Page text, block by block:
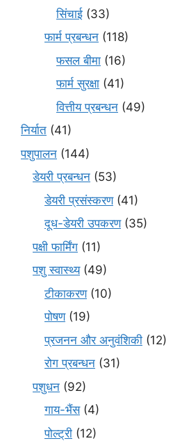
सिंचाई (33)
फार्म प्रबन्धन (118)
फसल बीमा (16)
फार्म सुरक्षा (41)
वित्तीय प्रबन्धन (49)
निर्यात (41)
पशुपालन (144)
डेयरी प्रबन्धन (53)
डेयरी प्रसंस्करण(41)
दूध-डेयरी उपकरण(35)
पक्षी फार्मिंग (11)
पशु स्वास्थ्य(49)
टीकाकरण(10)
पोषण(19)
प्रजनन और अनुवंशिकी (12)
रोग प्रबन्धन (31)
पशुधन (92)
गाय-भैंस(4)
पोल्ट्री (12)